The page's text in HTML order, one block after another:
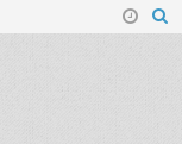
д ис